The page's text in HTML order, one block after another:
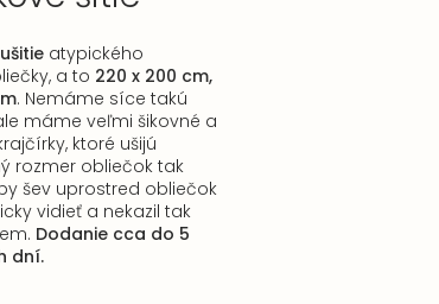
atypického
a to 220 x 200 cm,
. Nemáme síce takú
máme veľmi šikovné a
ktoré ušijú
rozmer obliečok tak
šev uprostred obliečok
vidieť a nekazil tak
Dodanie cca do 5
dní.